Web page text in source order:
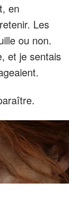
en
Les
ou non.
et je sentais